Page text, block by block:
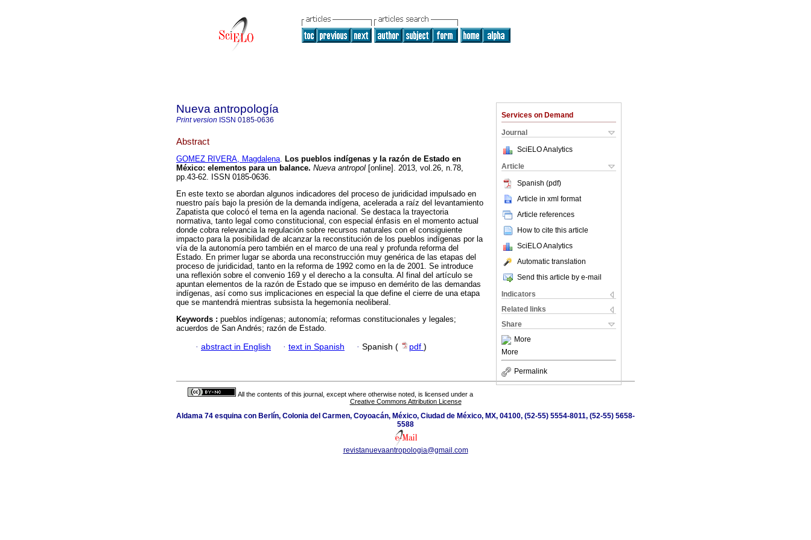
Services on Demand
Journal
SciELO Analytics
Article
Spanish (pdf)
Article in xml format
Article references
How to cite this article
SciELO Analytics
Automatic translation
Send this article by e-mail
Indicators
Related links
Share
More
More
Permalink
Nueva antropología
Print version ISSN 0185-0636
Abstract
GOMEZ RIVERA, Magdalena. Los pueblos indígenas y la razón de Estado en
México: elementos para un balance. Nueva antropol [online]. 2013, vol.26, n.78,
pp.43-62. ISSN 0185-0636.
En este texto se abordan algunos indicadores del proceso de juridicidad impulsado en
nuestro país bajo la presión de la demanda indígena, acelerada a raíz del levantamiento
Zapatista que colocó el tema en la agenda nacional. Se destaca la trayectoria
normativa, tanto legal como constitucional, con especial énfasis en el momento actual
donde cobra relevancia la regulación sobre recursos naturales con el consiguiente
impacto para la posibilidad de alcanzar la reconstitución de los pueblos indígenas por la
vía de la autonomía pero también en el marco de una real y profunda reforma del
Estado. En primer lugar se aborda una reconstrucción muy genérica de las etapas del
proceso de juridicidad, tanto en la reforma de 1992 como en la de 2001. Se introduce
una reflexión sobre el convenio 169 y el derecho a la consulta. Al final del artículo se
apuntan elementos de la razón de Estado que se impuso en demérito de las demandas
indígenas, así como sus implicaciones en especial la que define el cierre de una etapa
que se mantendrá mientras subsista la hegemonía neoliberal.
Keywords : pueblos indígenas; autonomía; reformas constitucionales y legales;
acuerdos de San Andrés; razón de Estado.
· abstract in English · text in Spanish · Spanish ( pdf )
All the contents of this journal, except where otherwise noted, is licensed under a
Creative Commons Attribution License
Aldama 74 esquina con Berlín, Colonia del Carmen, Coyoacán, México, Ciudad de México, MX, 04100, (52-55) 5554-8011, (52-55) 5658-
5588
revistanuevaantropologia@gmail.com